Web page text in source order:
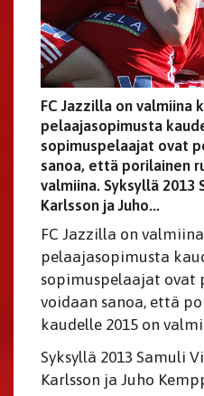
FC Jazzilla on valmiina
pelaajasopimusta
sopimuspelaajat ovat
sanoa, että porilainen
valmiina. Syksyllä 2013
Karlsson ja Juho...
FC Jazzilla on
pelaajasopimusta
sopimuspelaajat ovat
voidaan sanoa, että
kaudelle 2015 on
Syksyllä 2013 Samuli
Karlsson ja Juho